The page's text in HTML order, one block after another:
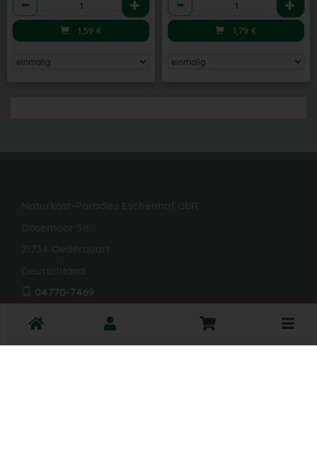
1,59 € 1,79 €
04770-7469
info@naturkost-eschenhof.de
Toggle
cart